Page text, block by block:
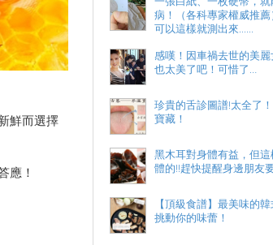
鮮而選擇
應！
病！（各科專家權威推
可以這樣就測出來......
感嘆！因車禍去世的美
也太美了吧！可惜了…
珍貴的舌診圖譜!太全了
寶藏！
黑木耳對身體有益，但
體的!!趕快提醒身邊朋友
【頂級食譜】最美味的
挑動你的味蕾！